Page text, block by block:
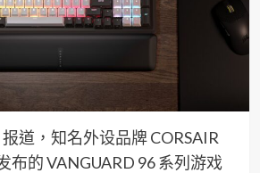
道，知名外设品牌 CORSAIR
布的 VANGUARD 96 系列游戏